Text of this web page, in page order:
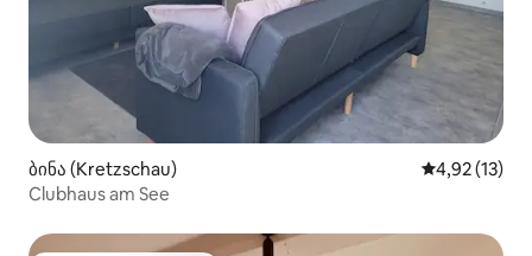
ბინა (Kretzschau) საშუალო
4,92 (13)
Clubhaus am See